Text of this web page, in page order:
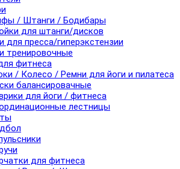
/ Штанги / Бодибары
для штанги/дисков
для пресса/гиперэкстензии
тренировочные
фитнеса
/ Колесо / Ремни для йоги и пилатеса
балансировачные
для йоги / фитнеса
лестницы
для фитнеса